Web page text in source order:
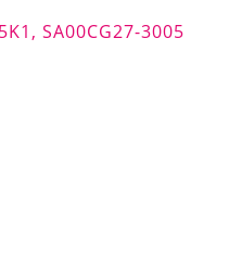
SA00CG27-3005